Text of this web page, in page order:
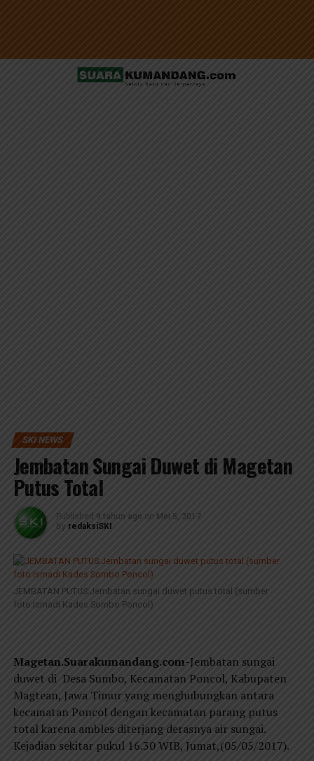
SKI NEWS
Jembatan Sungai Duwet di Magetan
Putus Total
Published 9 tahun ago on Mei 5, 2017
By redaksiSKI
JEMBATAN PUTUS:Jembatan sungai duwet putus total.(sumber
foto:Ismadi Kades Sombo Poncol)
Magetan.Suarakumandang.com-Jembatan sungai
duwet di Desa Sumbo, Kecamatan Poncol, Kabupaten
Magtean, Jawa Timur yang menghubungkan antara
kecamatan Poncol dengan kecamatan parang putus
total karena ambles diterjang derasnya air sungai.
Kejadian sekitar pukul 16.30 WIB, Jumat,(05/05/2017).